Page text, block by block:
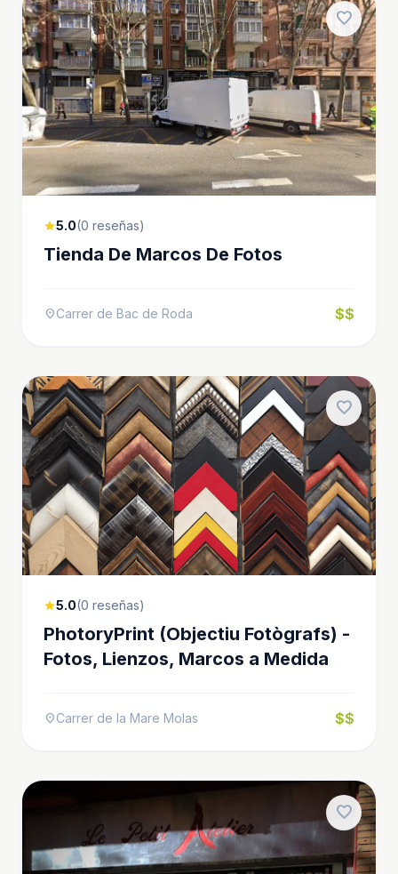
favorite
star5.0(0 reseñas)
Tienda De Marcos De Fotos
location_onCarrer de Bac de Roda $$
favorite
star5.0(0 reseñas)
PhotoryPrint (Objectiu Fotògrafs) -
Fotos, Lienzos, Marcos a Medida
location_onCarrer de la Mare Molas $$
favorite